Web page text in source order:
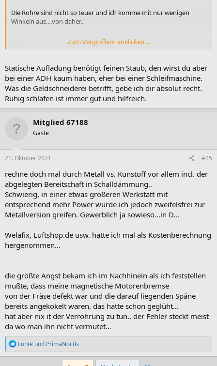
Die Rohre sind nicht so teuer und ich komme mit nur wenigen
Winkeln aus....von daher..
Vieles wird aus Geldschneiderei oder Versicherungskalkül
sind Bedenken schon gerechtfertigt.
.....
Bis meine Wickelrohere installiert sind werde ich aber trotzdem
noch ruhig weiter schlafen können.
Zum Vergrößern anklicken....
Statische Aufladung benötigt feinen Staub, den wirst du aber
bei einer ADH kaum haben, eher bei einer Schleifmaschine.
Was die Geldschneiderei betrifft, gebe ich dir absolut recht.
Ruhig schlafen ist immer gut und hilfreich.
Mitglied 67188
Gäste
21. Oktober 2021 #25
rechne doch mal durch Metall vs. Kunstoff vor allem incl. der
abgelegten Bereitschaft in Schalldämmung..
Schwierig, in einer etwas größeren Werkstatt mit
entsprechend mehr Power würde ich jedoch zweifelsfrei zur
Metallversion greifen. Gewerblich ja sowieso...in D...
Welafix, Luftshop.de usw. hatte ich mal als Kostenberechnung
hergenommen...
die größte Angst bekam ich im Nachhinein als ich feststellen
mußte, dass meine magnetische Motorenbremse
von der Fräse defekt war und die darauf liegenden Späne
bereits angekokelt waren, das hatte schon geglüht...
hat aber nix it der Verrohrung zu tun.. der Fehler steckt meist
da wo man ihn nicht vermutet...
R
e
a
Lunte und PrimaNoctis